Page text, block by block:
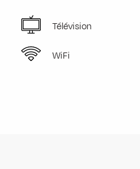
Télévision
WiFi